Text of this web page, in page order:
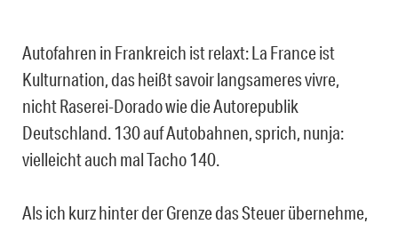
Autofahren in Frankreich ist relaxt: La France ist
Kulturnation, das heißt savoir langsameres vivre,
nicht Raserei-Dorado wie die Autorepublik
Deutschland. 130 auf Autobahnen, sprich, nunja:
vielleicht auch mal Tacho 140.
Als ich kurz hinter der Grenze das Steuer übernehme,